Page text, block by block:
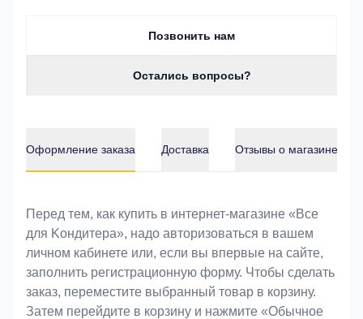
Позвонить нам
Остались вопросы?
Оформление заказа Доставка Отзывы о магазине
Оформление заказа
Перед тем, как купить в интернет-магазине «Bce
для Koндитeрa», надо авторизоваться в вашем
личном кабинете или, если вы впервые на сайте,
заполнить регистрационную форму. Чтобы сделать
заказ, переместите выбранный товар в корзину.
Затем перейдите в корзину и нажмите «Обычное